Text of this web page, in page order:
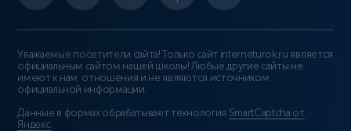
Уважаемые посетители сайта! Только сайт interneturok.ru является
официальным сайтом нашей школы! Любые другие сайты не
имеют к нам отношения и не являются источником
официальной информации.
Данные в формах обрабатывает технология SmartCaptcha от
Яндекс